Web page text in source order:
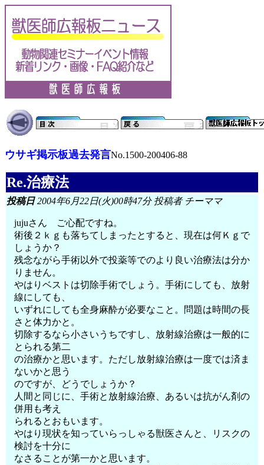
ウサギ掲示板過去発言No.1500-200406-88
Re.治療法
投稿日2004年6月22日(火)00時47分 投稿者 チーママ
jujuさん ご心配ですね。
術後２ｋｇも落ちてしまったとすると、現在は何Ｋｇで
しょうか？
残念ながら手術以外で投薬等でのより良い治療法は分か
りません。
やはりベストは切除手術でしょう。手術にしても、放射
線にしても、
いずれにしても全身麻酔が必要なこと。問題は時間の長
さと体力かと。
切除するなら小さいうちですし、放射線治療は一般的に
とられる第二
の治療かと思います。ただし放射線治療は一度では済ま
ないかと思う
のですが、どうでしょうか？
人間と同じに、手術と放射線治療、あるいは抗がん剤の
併用も考え
られるとおもいます。
やはり現状を知っていらっしゃる獣医さんと、リスクの
検討を十分に
なさることが第一かと思います。